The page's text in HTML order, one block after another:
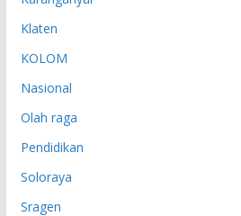
Klaten
KOLOM
Nasional
Olah raga
Pendidikan
Soloraya
Sragen